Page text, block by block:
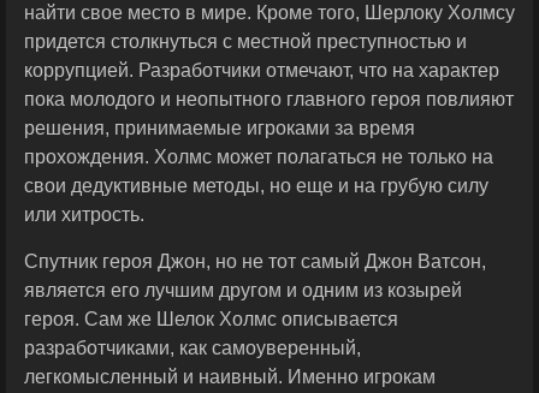
найти свое место в мире. Кроме того, Шерлоку Холмсу
придется столкнуться с местной преступностью и
коррупцией. Разработчики отмечают, что на характер
пока молодого и неопытного главного героя повлияют
решения, принимаемые игроками за время
прохождения. Холмс может полагаться не только на
свои дедуктивные методы, но еще и на грубую силу
или хитрость.
Спутник героя Джон, но не тот самый Джон Ватсон,
является его лучшим другом и одним из козырей
героя. Сам же Шелок Холмс описывается
разработчиками, как самоуверенный,
легкомысленный и наивный. Именно игрокам